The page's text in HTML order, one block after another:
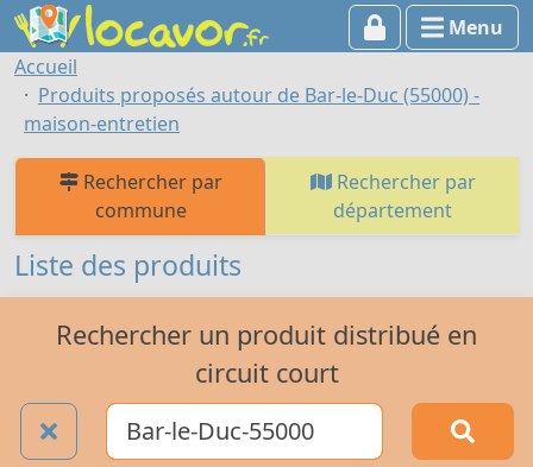
Menu
Accueil
Produits proposés autour de Bar-le-Duc (55000) -
maison-entretien
Rechercher par
commune
Rechercher par
département
Liste des produits
Rechercher un produit distribué en
circuit court